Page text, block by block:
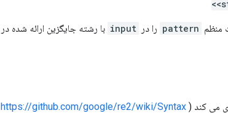
منظم pattern را در input با رشته جایگزین ارائه شده در
https://github.com/google/re2/wiki/Syntax